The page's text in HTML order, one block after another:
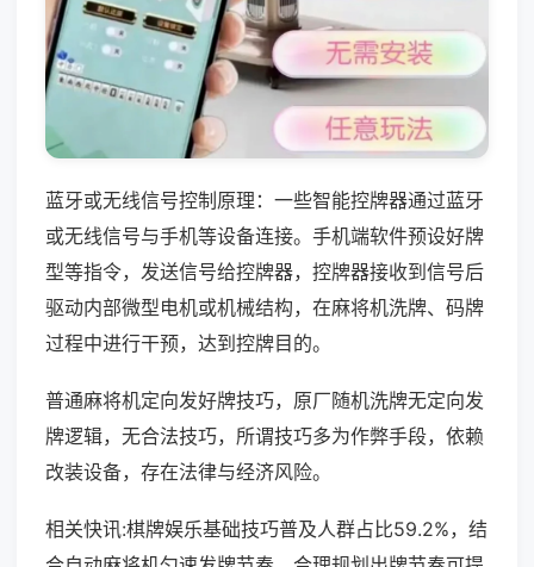
蓝牙或无线信号控制原理：一些智能控牌器通过蓝牙
或无线信号与手机等设备连接。手机端软件预设好牌
型等指令，发送信号给控牌器，控牌器接收到信号后
驱动内部微型电机或机械结构，在麻将机洗牌、码牌
过程中进行干预，达到控牌目的。
普通麻将机定向发好牌技巧，原厂随机洗牌无定向发
牌逻辑，无合法技巧，所谓技巧多为作弊手段，依赖
改装设备，存在法律与经济风险。
相关快讯:棋牌娱乐基础技巧普及人群占比59.2%，结